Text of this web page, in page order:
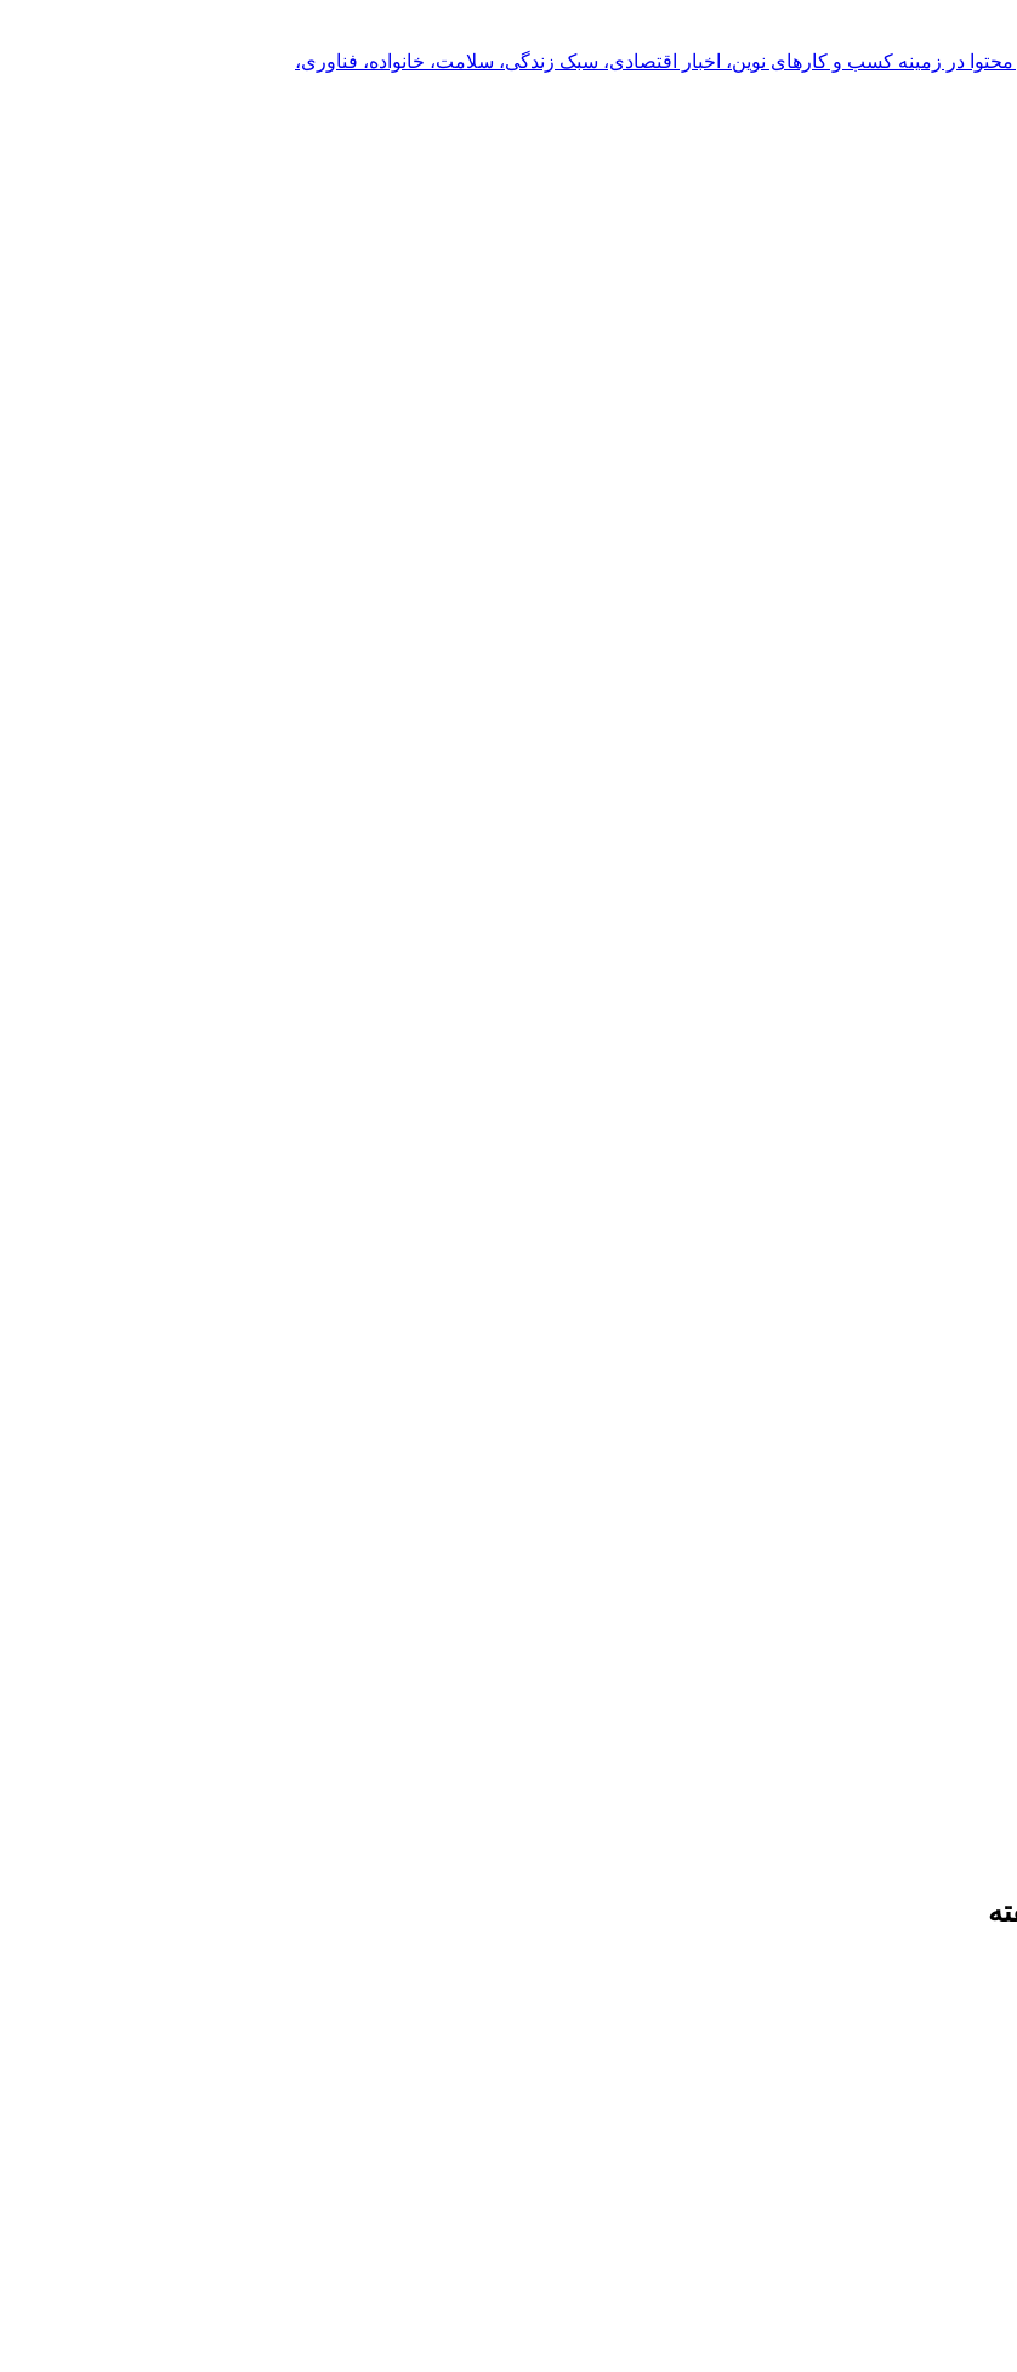
در زمینه کسب و کارهای نوین، اخبار اقتصادی، سبک زندگی، سلامت، خانواده، فناوری،